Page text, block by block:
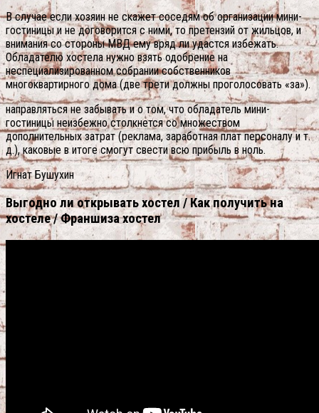
В случае если хозяин не скажет соседям об организации мини-
гостиницы и не договорится с ними, то претензий от жильцов, и
внимания со стороны МВД ему вряд ли удастся избежать.
Обладателю хостела нужно взять одобрение на
неспециализированном собрании собственников
многоквартирного дома (две трети должны проголосовать «за»).
направляться не забывать и о том, что обладатель мини-
гостиницы неизбежно столкнется со множеством
дополнительных затрат (реклама, заработная плат персоналу и т.
д.), каковые в итоге смогут свести всю прибыль в ноль.
Игнат Бушухин
Выгодно ли открывать хостел / Как получить на
хостеле / Франшиза хостел